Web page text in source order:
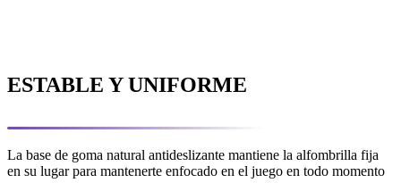
ESTABLE Y UNIFORME
La base de goma natural antideslizante mantiene la alfombrilla fija
en su lugar para mantenerte enfocado en el juego en todo momento